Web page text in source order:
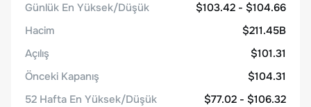
Günlük En Yüksek/Düşük
$103.42 - $104.66
Hacim
$211.45B
Açılış
$101.31
Önceki Kapanış
$104.31
52 Hafta En Yüksek/Düşük
$77.02 - $106.32